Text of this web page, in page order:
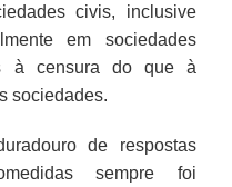
civis, inclusive
em sociedades
à censura do que à
sociedades.
de respostas
sempre foi